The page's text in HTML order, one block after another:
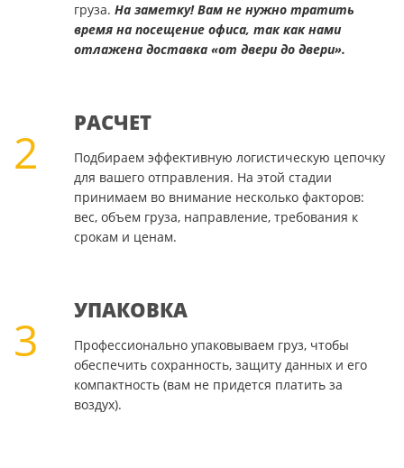
груза. На заметку! Вам не нужно тратить
время на посещение офиса, так как нами
отлажена доставка «от двери до двери».
2
РАСЧЕТ
Подбираем эффективную логистическую цепочку
для вашего отправления. На этой стадии
принимаем во внимание несколько факторов:
вес, объем груза, направление, требования к
срокам и ценам.
3
УПАКОВКА
Профессионально упаковываем груз, чтобы
обеспечить сохранность, защиту данных и его
компактность (вам не придется платить за
воздух).